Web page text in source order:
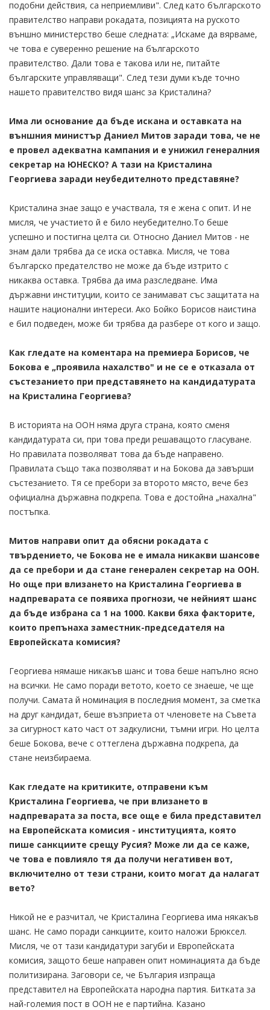
подобни действия, са неприемливи". След като българското
правителство направи рокадата, позицията на руското
външно министерство беше следната: „Искаме да вярваме,
че това е суверенно решение на българското
правителство. Дали това е такова или не, питайте
българските управляващи". След тези думи къде точно
нашето правителство видя шанс за Кристалина?
Има ли основание да бъде искана и оставката на
външния министър Даниел Митов заради това, че не
е провел адекватна кампания и е унижил генералния
секретар на ЮНЕСКО? А тази на Кристалина
Георгиева заради неубедителното представяне?
Кристалина знае защо е участвала, тя е жена с опит. И не
мисля, че участието й е било неубедително.То беше
успешно и постигна целта си. Относно Даниел Митов - не
знам дали трябва да се иска оставка. Мисля, че това
българско предателство не може да бъде изтрито с
никаква оставка. Трябва да има разследване. Има
държавни институции, които се занимават със защитата на
нашите национални интереси. Ако Бойко Борисов наистина
е бил подведен, може би трябва да разбере от кого и защо.
Как гледате на коментара на премиера Борисов, че
Бокова е „проявила нахалство" и не се е отказала от
състезанието при представянето на кандидатурата
на Кристалина Георгиева?
В историята на ООН няма друга страна, която сменя
кандидатурата си, при това преди решаващото гласуване.
Но правилата позволяват това да бъде направено.
Правилата също така позволяват и на Бокова да завърши
състезанието. Тя се пребори за второто място, вече без
официална държавна подкрепа. Това е достойна „нахална"
постъпка.
Митов направи опит да обясни рокадата с
твърдението, че Бокова не е имала никакви шансове
да се пребори и да стане генерален секретар на ООН.
Но още при влизането на Кристалина Георгиева в
надпреварата се появиха прогнози, че нейният шанс
да бъде избрана са 1 на 1000. Какви бяха факторите,
които препънаха заместник-председателя на
Европейската комисия?
Георгиева нямаше никакъв шанс и това беше напълно ясно
на всички. Не само поради ветото, което се знаеше, че ще
получи. Самата й номинация в последния момент, за сметка
на друг кандидат, беше възприета от членовете на Съвета
за сигурност като част от задкулисни, тъмни игри. Но целта
беше Бокова, вече с оттеглена държавна подкрепа, да
стане неизбираема.
Как гледате на критиките, отправени към
Кристалина Георгиева, че при влизането в
надпреварата за поста, все още е била представител
на Европейската комисия - институцията, която
пише санкциите срещу Русия? Може ли да се каже,
че това е повлияло тя да получи негативен вот,
включително от тези страни, които могат да налагат
вето?
Никой не е разчитал, че Кристалина Георгиева има някакъв
шанс. Не само поради санкциите, които наложи Брюксел.
Мисля, че от тази кандидатури загуби и Европейската
комисия, защото беше направен опит номинацията да бъде
политизирана. Заговори се, че България изпраща
представител на Европейската народна партия. Битката за
най-големия пост в ООН не е партийна. Казано